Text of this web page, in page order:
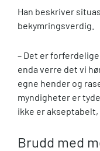
Han beskriver
bekymringsverdig.
– Det er
enda verre det vi
egne hender og
myndigheter er
ikke er akseptabelt,
Brudd med